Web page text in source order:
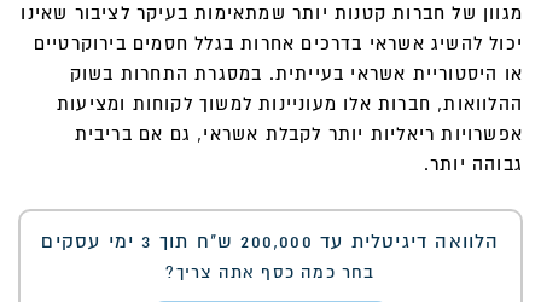
מגוון של חברות קטנות יותר שמתאימות בעיקר לציבור שאינו
יכול להשיג אשראי בדרכים אחרות בגלל חסמים בירוקרטיים
או היסטוריית אשראי בעייתית. במסגרת התחרות בשוק
ההלוואות, חברות אלו מעוניינות למשוך לקוחות ומציעות
אפשרויות ריאליות יותר לקבלת אשראי, גם אם בריבית
גבוהה יותר.
הלוואה דיגיטלית עד 200,000 ש"ח תוך 3 ימי עסקים
בחר כמה כסף אתה צריך?